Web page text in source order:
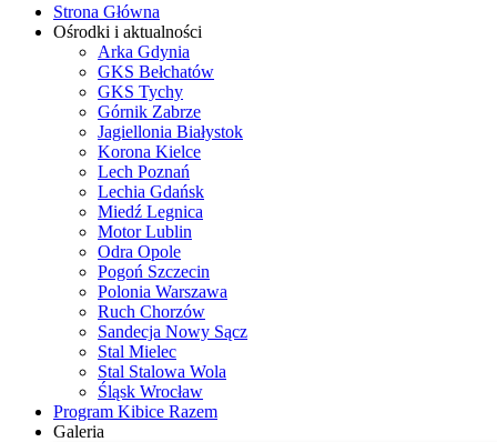
Strona Główna
Ośrodki i aktualności
Arka Gdynia
GKS Bełchatów
GKS Tychy
Górnik Zabrze
Jagiellonia Białystok
Korona Kielce
Lech Poznań
Lechia Gdańsk
Miedź Legnica
Motor Lublin
Odra Opole
Pogoń Szczecin
Polonia Warszawa
Ruch Chorzów
Sandecja Nowy Sącz
Stal Mielec
Stal Stalowa Wola
Śląsk Wrocław
Program Kibice Razem
Galeria